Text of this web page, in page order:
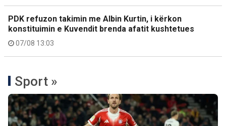
PDK refuzon takimin me Albin Kurtin, i kërkon
konstituimin e Kuvendit brenda afatit kushtetues
07/08 13:03
Sport »